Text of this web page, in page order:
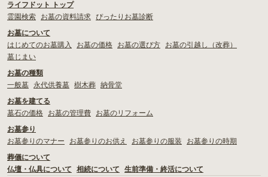
ライフドット トップ
霊園検索
お墓の資料請求 ぴったりお墓診断
お墓について
はじめてのお墓購入
お墓の価格 お墓の選び方
お墓の引越し（改葬）
墓じまい
お墓の種類
一般墓
永代供養墓 樹木葬 納骨堂
お墓を建てる
墓石の価格
お墓の管理費
お墓のリフォーム
お墓参り
お墓参りのマナー
お墓参りのお供え お墓参りの服装
お墓参りの時期
葬儀について
仏壇・仏具について
相続について 生前準備・終活について